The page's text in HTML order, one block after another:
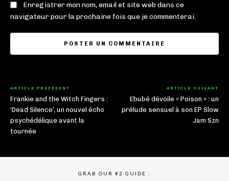
Enregistrer mon nom, email et site web dans ce
navigateur pour la prochaine fois que je commenterai.
ARTICLE PRÉCÉDENT
Frankie and the Witch Fingers :
‘Dead Silence’, un nouvel écho
psychédélique avant la
tournée
ARTICLE SUIVANT
Ebubé dévoile « Poison » : un
prélude sensuel à son EP Slow
Jam Szn
GRAB OUR #2 GUIDE :